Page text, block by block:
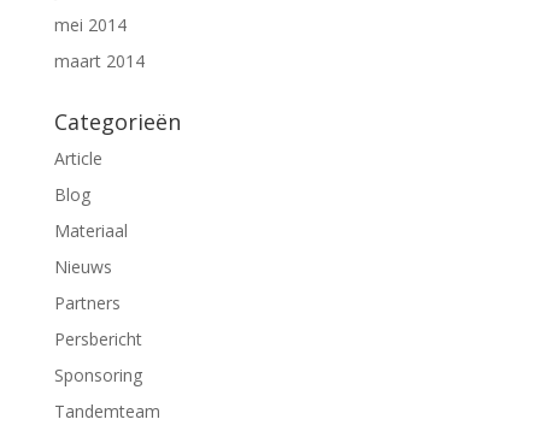
mei 2014
maart 2014
Categorieën
Article
Blog
Materiaal
Nieuws
Partners
Persbericht
Sponsoring
Tandemteam